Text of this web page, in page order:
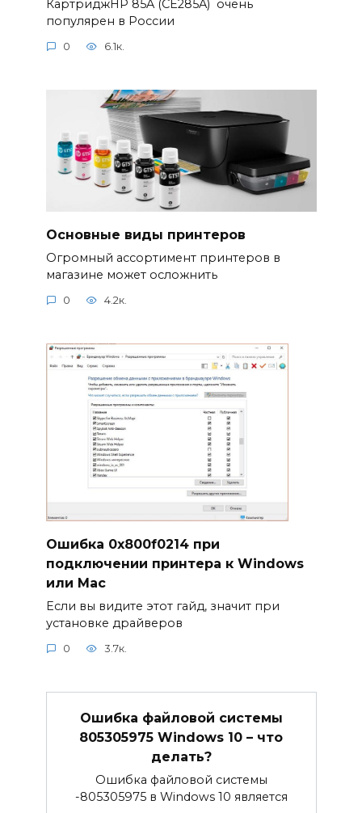
КартриджHP 85A (CE285A) очень
популярен в России
0 6.1к.
Основные виды принтеров
Огромный ассортимент принтеров в
магазине может осложнить
0 4.2к.
Ошибка 0x800f0214 при
подключении принтера к Windows
или Mac
Если вы видите этот гайд, значит при
установке драйверов
0 3.7к.
Ошибка файловой системы
805305975 Windows 10 – что
делать?
Ошибка файловой системы
-805305975 в Windows 10 является